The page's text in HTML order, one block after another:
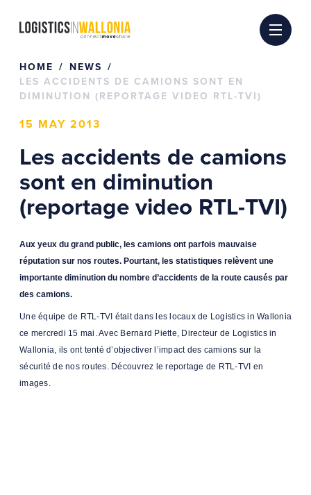
HOME
NEWS
LES ACCIDENTS DE CAMIONS SONT EN
DIMINUTION (REPORTAGE VIDEO RTL-TVI)
15 MAY 2013
Les accidents de camions
sont en diminution
(reportage video RTL-TVI)
Aux yeux du grand public, les camions ont parfois mauvaise
réputation sur nos routes. Pourtant, les statistiques relèvent une
importante diminution du nombre d’accidents de la route causés par
des camions.
Une équipe de RTL-TVI était dans les locaux de Logistics in Wallonia
ce mercredi 15 mai. Avec Bernard Piette, Directeur de Logistics in
Wallonia, ils ont tenté d’objectiver l’impact des camions sur la
sécurité de nos routes. Découvrez le reportage de RTL-TVI en
images.